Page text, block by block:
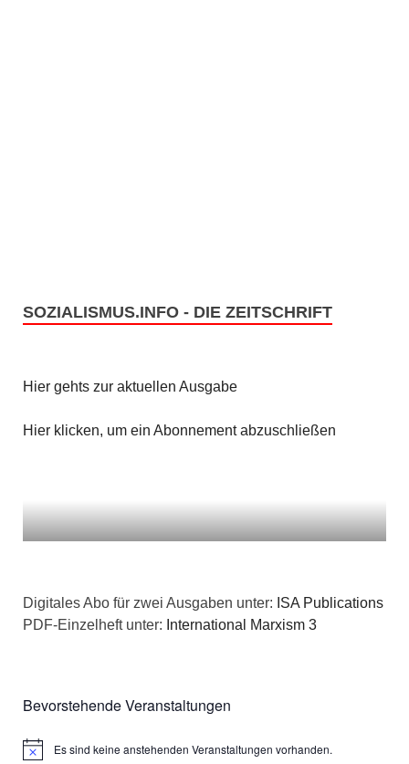
SOZIALISMUS.INFO - DIE ZEITSCHRIFT
Hier gehts zur aktuellen Ausgabe
Hier klicken, um ein Abonnement abzuschließen
Digitales Abo für zwei Ausgaben unter: ISA Publications
PDF-Einzelheft unter: International Marxism 3
Bevorstehende Veranstaltungen
HinweisEs sind keine anstehenden Veranstaltungen vorhanden.